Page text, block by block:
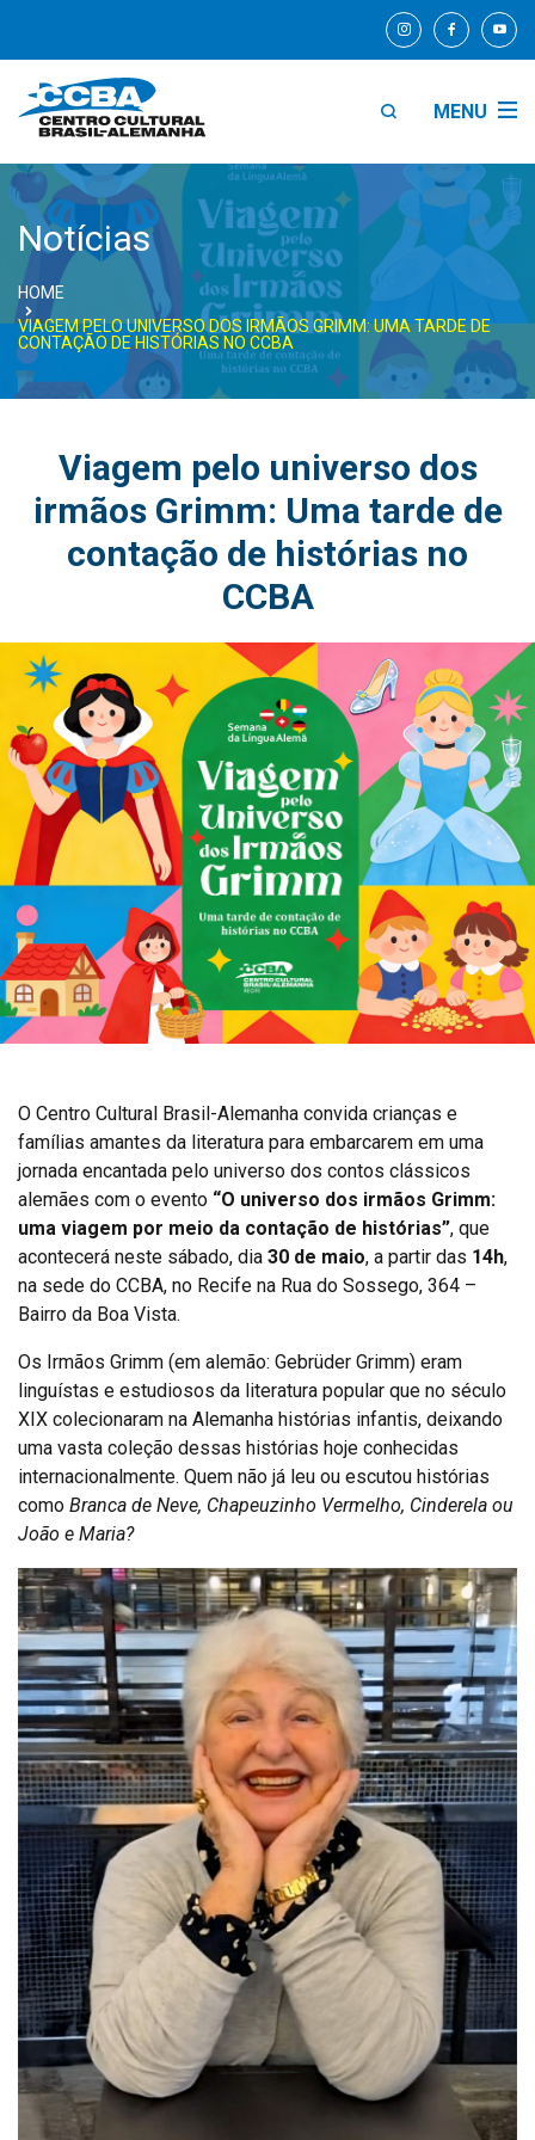
MENU
Notícias
HOME
VIAGEM PELO UNIVERSO DOS IRMÃOS GRIMM: UMA TARDE DE
CONTAÇÃO DE HISTÓRIAS NO CCBA
Viagem pelo universo dos
irmãos Grimm: Uma tarde de
contação de histórias no
CCBA
O Centro Cultural Brasil-Alemanha convida crianças e
famílias amantes da literatura para embarcarem em uma
jornada encantada pelo universo dos contos clássicos
alemães com o evento “O universo dos irmãos Grimm:
uma viagem por meio da contação de histórias”, que
acontecerá neste sábado, dia 30 de maio, a partir das 14h,
na sede do CCBA, no Recife na Rua do Sossego, 364 –
Bairro da Boa Vista.
Os Irmãos Grimm (em alemão: Gebrüder Grimm) eram
linguístas e estudiosos da literatura popular que no século
XIX colecionaram na Alemanha histórias infantis, deixando
uma vasta coleção dessas histórias hoje conhecidas
internacionalmente. Quem não já leu ou escutou histórias
como Branca de Neve, Chapeuzinho Vermelho, Cinderela ou
João e Maria?